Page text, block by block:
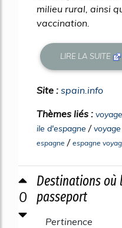
milieu rural, ainsi
vaccination.
LIRE LA SUITE
Site : spain.info
Thèmes liés :
ile d'espagne /
espagne / espagne
0
Destinations où
passeport
Pertinence